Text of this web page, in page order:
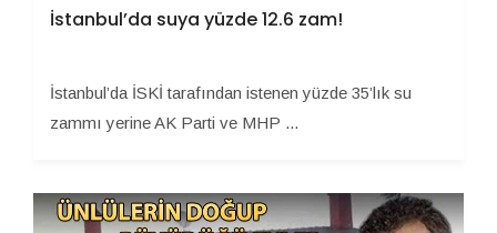
İstanbul’da suya yüzde 12.6 zam!
İstanbul’da İSKİ tarafından istenen yüzde 35’lık su
zammı yerine AK Parti ve MHP ...